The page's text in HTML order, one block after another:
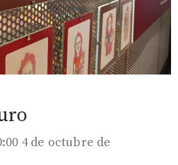
4 de octubre de